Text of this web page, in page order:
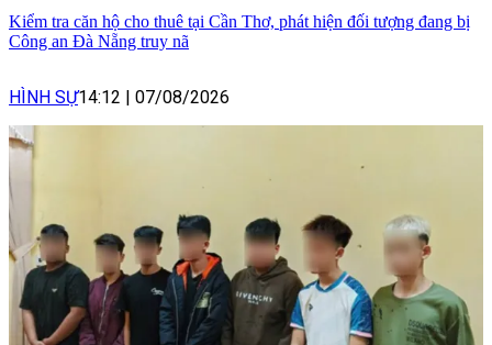
Kiểm tra căn hộ cho thuê tại Cần Thơ, phát hiện đối tượng đang bị
Công an Đà Nẵng truy nã
HÌNH SỰ14:12 | 07/08/2026